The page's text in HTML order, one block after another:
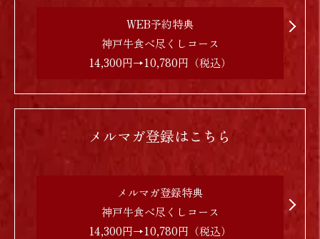
WEB予約特典
神戸牛食べ尽くしコース
14,300円→10,780円（税込）
メルマガ登録はこちら
メルマガ登録特典
神戸牛食べ尽くしコース
14,300円→10,780円（税込）